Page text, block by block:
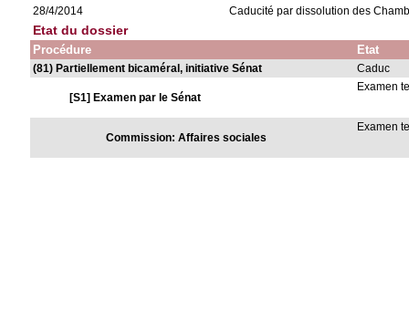
28/4/2014
Caducité par dissolution des
Etat du dossier
Procédure Etat
(81) Partiellement bicaméral, initiative Sénat Caduc
[S1] Examen par le Sénat
Examen
Commission: Affaires sociales
Examen